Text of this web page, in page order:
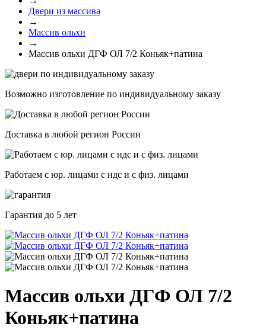
Двери из массива
→
Массив ольхи
→
Массив ольхи ДГФ ОЛ 7/2 Коньяк+патина
Возможно изготовление по индивидуальному заказу
Доставка в любой регион России
Работаем с юр. лицами с ндс и с физ. лицами
Гарантия до 5 лет
Массив ольхи ДГФ ОЛ 7/2
Коньяк+патина